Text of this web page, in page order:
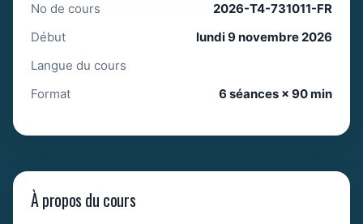
No de cours
2026-T4-731011-FR
Début
lundi 9 novembre 2026
Langue du cours
Format
6 séances × 90 min
À propos du cours